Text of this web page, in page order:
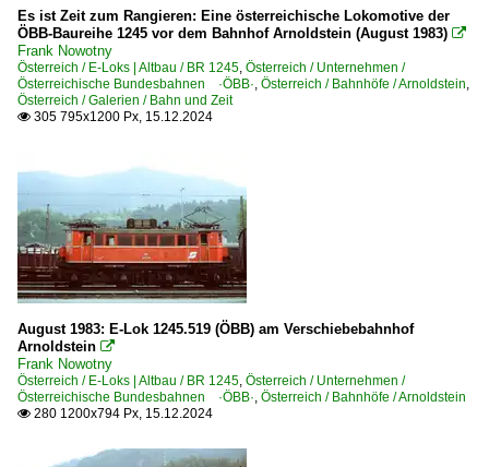
Eisenbahnmuseum Ampflwang ·ÖGEG·
Eisenbahnmuseum Knittelfeld
Nostalgiebahnen in Kärnten ·NBiK·
Stimmungsbilder
Verfremdete Bilder
Strecken
Strecke (Maribor–) Bleiburg – Villach – Weitlanbrunn (–
Strecke Amstetten (NÖ) – Selzthal ·Gesäusebahn·
Strecke Amstetten – Thörl-Maglern (–Tarvisio
Strecke Arnoldstein – Kötschach-Mauthen ·Gailtalbahn·
Strecke Bischofshofen – Selzthal ·Ennstalbahn·
Strecke Bruck/Mur – Radkersburg ·Murtal·
Es ist Zeit zum Rangieren: Eine österreichische Lokomotive der
ÖBB-Baureihe 1245 vor dem Bahnhof Arnoldstein (August 1983) 
Frank Nowotny
Österreich / E-Loks | Altbau / BR 1245, Österreich / Unternehmen /
Österreichische Bundesbahnen ·ÖBB·, Österreich / Bahnhöfe / Arnoldstein,
Österreich / Galerien / Bahn und Zeit
 305 795x1200 Px, 15.12.2024
August 1983: E-Lok 1245.519 (ÖBB) am Verschiebebahnhof
Arnoldstein 
Frank Nowotny
Österreich / E-Loks | Altbau / BR 1245, Österreich / Unternehmen /
Österreichische Bundesbahnen ·ÖBB·, Österreich / Bahnhöfe / Arnoldstein
 280 1200x794 Px, 15.12.2024